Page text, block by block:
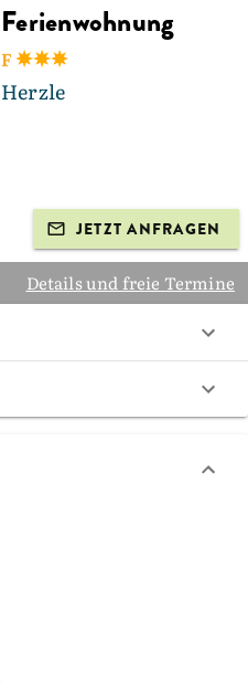
Ferienwohnung
F
Herzle
JETZT ANFRAGEN
Details und freie Termine